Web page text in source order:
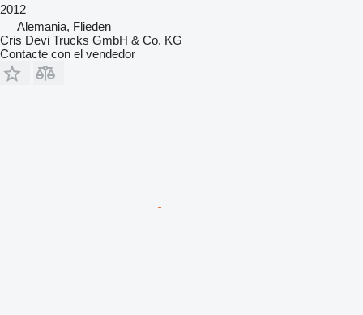
2012
Alemania, Flieden
Cris Devi Trucks GmbH & Co. KG
Contacte con el vendedor